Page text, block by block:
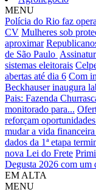
MENU
Polícia do Rio faz
CV Mulheres sob
aproximar
de São Paulo
sistemas eleitorais
abertas até dia 6 Com
Beckhauser inaugura
Pais: Fazenda
monitorado para...
reforçam
mudar a vida
dados da 1ª etapa
nova Lei do Frete
Degusta 2026 com um
EM ALTA
MENU